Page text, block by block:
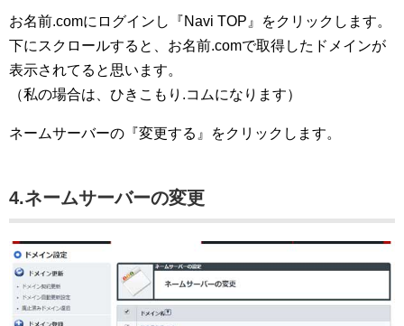
お名前.comにログインし『Navi TOP』をクリックします。
下にスクロールすると、お名前.comで取得したドメインが
表示されてると思います。
（私の場合は、ひきこもり.コムになります）
ネームサーバーの『変更する』をクリックします。
4.ネームサーバーの変更